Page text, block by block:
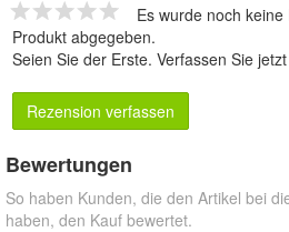
Es wurde noch
Produkt abgegeben.
Seien Sie der Erste. Verfassen Sie
Rezension verfassen
Bewertungen
So haben Kunden, die den Artikel bei
haben, den Kauf bewertet.